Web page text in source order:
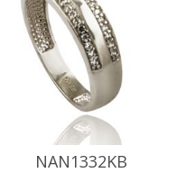
NAN1332KB